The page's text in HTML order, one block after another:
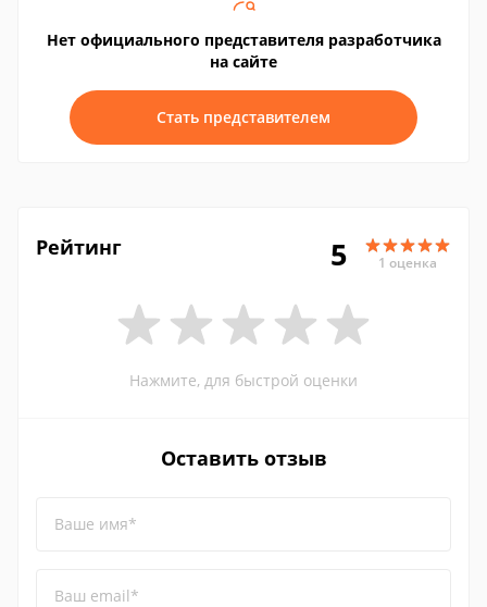
Нет официального представителя разработчика
на сайте
Стать представителем
Рейтинг 5 1 оценка
Нажмите, для быстрой оценки
Оставить отзыв
Ваше имя*
Ваш email*